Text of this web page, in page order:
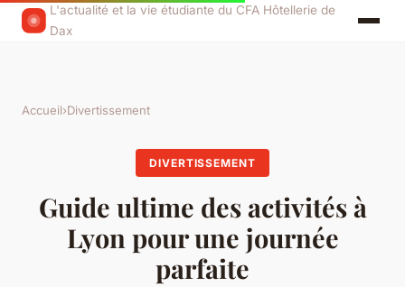
L'actualité et la vie étudiante du CFA Hôtellerie de
Dax
Accueil›Divertissement
DIVERTISSEMENT
Guide ultime des activités à
Lyon pour une journée
parfaite